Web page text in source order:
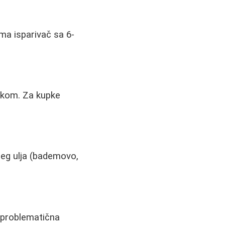
isparivač sa 6-
Za kupke
ulja (bademovo,